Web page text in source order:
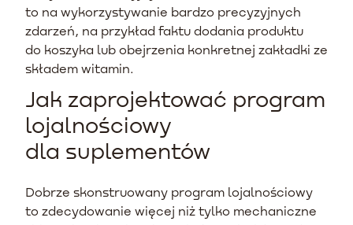
to na wykorzystywanie bardzo precyzyjnych
zdarzeń, na przykład faktu dodania produktu
do koszyka lub obejrzenia konkretnej zakładki ze
składem witamin.
Jak zaprojektować program
lojalnościowy
dla suplementów
Dobrze skonstruowany program lojalnościowy
to zdecydowanie więcej niż tylko mechaniczne